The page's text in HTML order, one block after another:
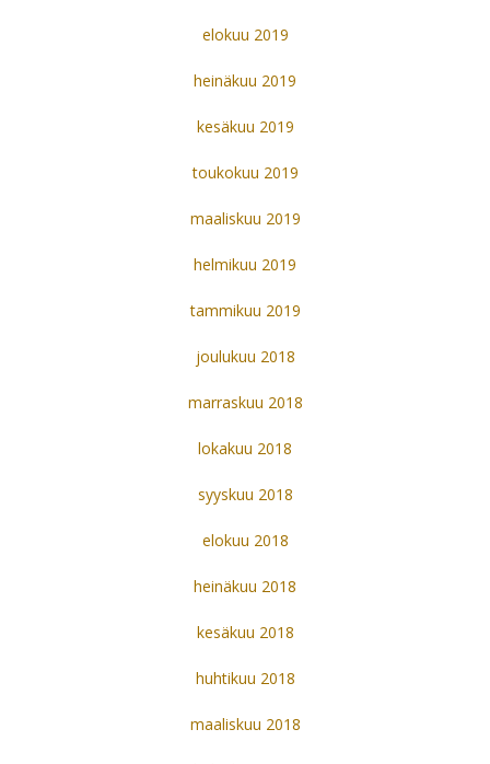
elokuu 2019
heinäkuu 2019
kesäkuu 2019
toukokuu 2019
maaliskuu 2019
helmikuu 2019
tammikuu 2019
joulukuu 2018
marraskuu 2018
lokakuu 2018
syyskuu 2018
elokuu 2018
heinäkuu 2018
kesäkuu 2018
huhtikuu 2018
maaliskuu 2018